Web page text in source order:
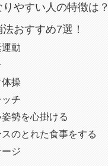
やすい人の特徴は？
おすすめ7選！
動
操
チ
勢を心掛ける
のとれた食事をする
ジ